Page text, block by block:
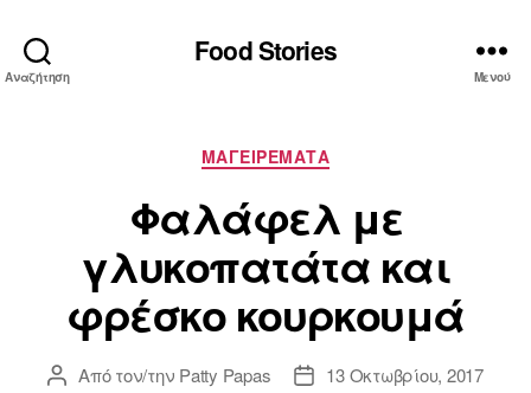
Αναζήτηση
Food Stories
Μενού
Κατηγορίες
ΜΑΓΕΙΡΕΜΑΤΑ
Φαλάφελ με
γλυκοπατάτα και
φρέσκο κουρκουμά
Συντάκτης
Από τον/την Patty Papas
Ημ.13 Οκτωβρίου, 2017